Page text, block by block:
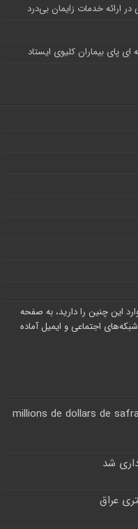
پای بیماران کلیوی ایستاد
این چنین را دارید، به صفحه
اجتماعی و ایمیل آماده
60 millions de dollars de
شد
عراق